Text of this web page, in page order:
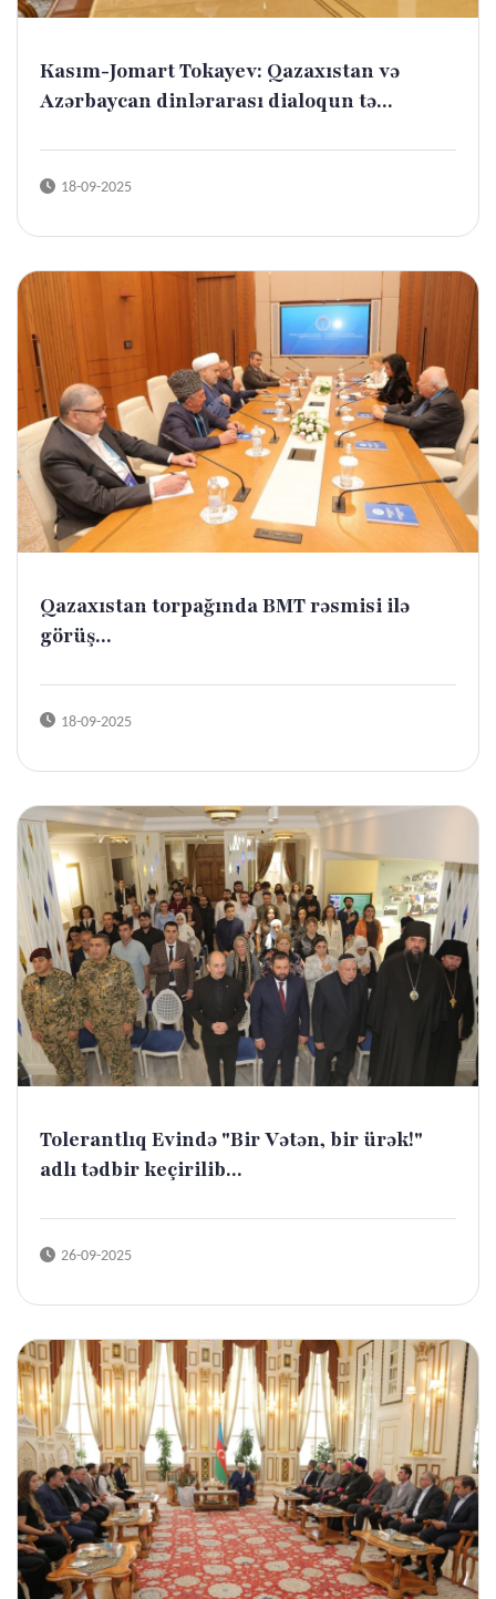
Kasım-Jomart Tokayev: Qazaxıstan və
Azərbaycan dinlərarası dialoqun tə...
18-09-2025
Qazaxıstan torpağında BMT rəsmisi ilə
görüş...
18-09-2025
Tolerantlıq Evində "Bir Vətən, bir ürək!"
adlı tədbir keçirilib...
26-09-2025